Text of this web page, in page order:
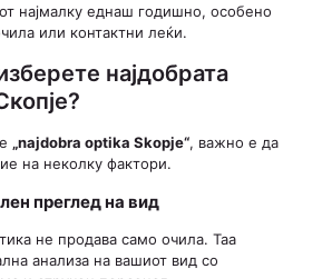
најмалку еднаш годишно, особено
или контактни леќи.
најдобрата
„najdobra optika Skopje“, важно е да
на неколку фактори.
преглед на вид
не продава само очила. Таа
анализа на вашиот вид со